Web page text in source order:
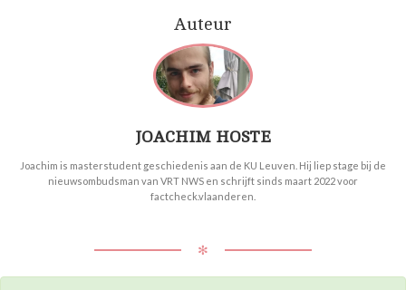
Auteur
JOACHIM HOSTE
Joachim is masterstudent geschiedenis aan de KU Leuven. Hij liep stage bij de
nieuwsombudsman van VRT NWS en schrijft sinds maart 2022 voor
factcheck.vlaanderen.
✻